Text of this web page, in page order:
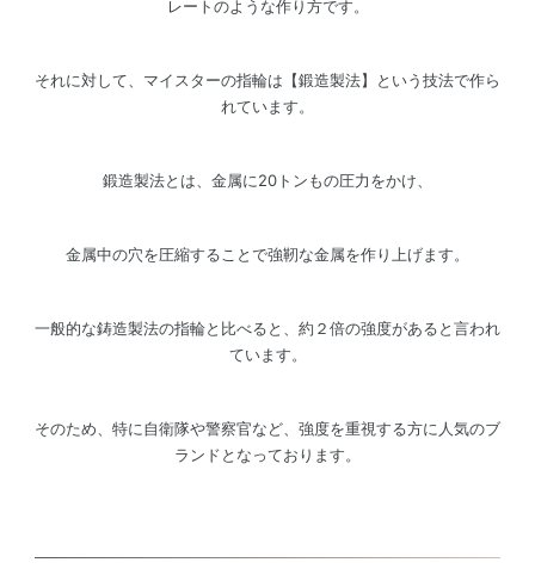
レートのような作り方です。
それに対して、マイスターの指輪は【鍛造製法】という技法で作ら
れています。
鍛造製法とは、金属に20トンもの圧力をかけ、
金属中の穴を圧縮することで強靭な金属を作り上げます。
一般的な鋳造製法の指輪と比べると、約２倍の強度があると言われ
ています。
そのため、特に自衛隊や警察官など、強度を重視する方に人気のブ
ランドとなっております。